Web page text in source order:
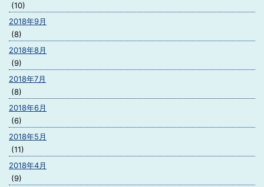
(10)
2018年9月
(8)
2018年8月
(9)
2018年7月
(8)
2018年6月
(6)
2018年5月
(11)
2018年4月
(9)